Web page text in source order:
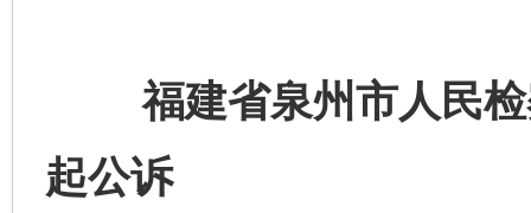
福建省泉州市人民检
起公诉